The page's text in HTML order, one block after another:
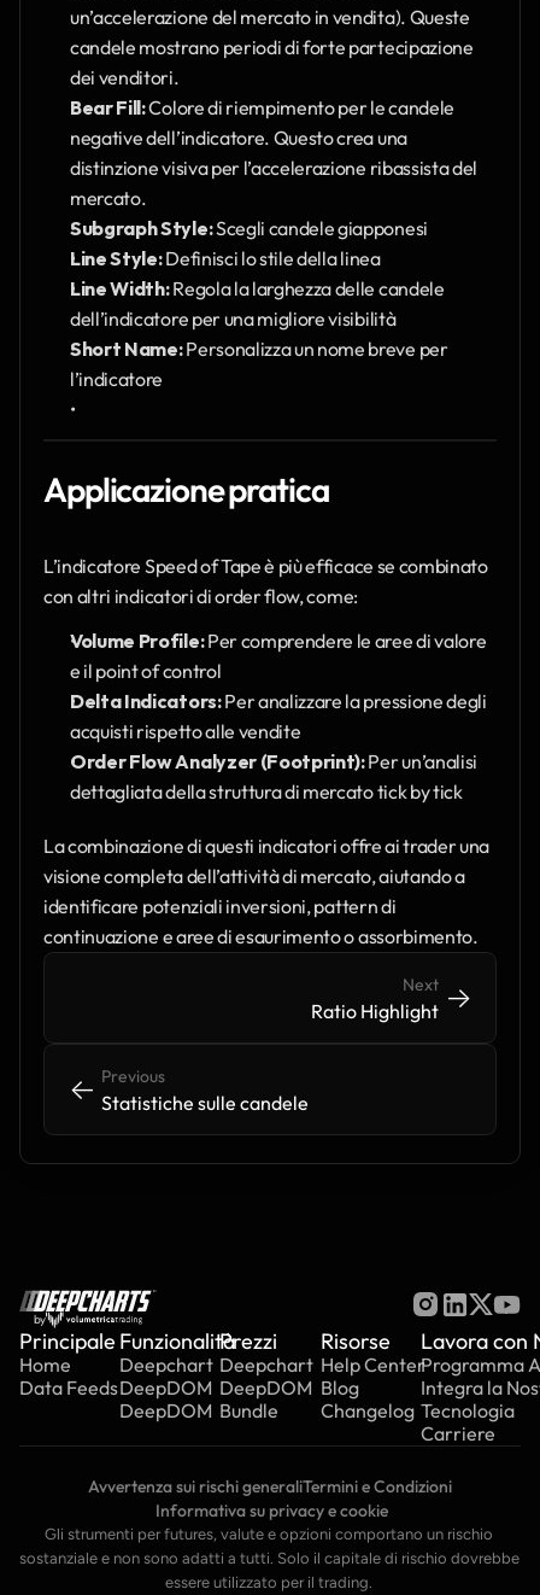
un’accelerazione del mercato in vendita). Queste
candele mostrano periodi di forte partecipazione
dei venditori.
Bear Fill: Colore di riempimento per le candele
negative dell’indicatore. Questo crea una
distinzione visiva per l’accelerazione ribassista del
mercato.
Subgraph Style: Scegli candele giapponesi
Line Style: Definisci lo stile della linea
Line Width: Regola la larghezza delle candele
dell’indicatore per una migliore visibilità
Short Name: Personalizza un nome breve per
l’indicatore
Applicazione pratica
L’indicatore Speed of Tape è più efficace se combinato
con altri indicatori di order flow, come:
Volume Profile: Per comprendere le aree di valore
e il point of control
Delta Indicators: Per analizzare la pressione degli
acquisti rispetto alle vendite
Order Flow Analyzer (Footprint): Per un’analisi
dettagliata della struttura di mercato tick by tick
La combinazione di questi indicatori offre ai trader una
visione completa dell’attività di mercato, aiutando a
identificare potenziali inversioni, pattern di
continuazione e aree di esaurimento o assorbimento.
<- <-
Previous
Statistiche sulle candele
Next
Ratio Highlight
-> ->
by
Principale
Home
Data Feeds
Funzionalità
Deepchart
DeepDOM
DeepDOM
Prezzi
Deepchart
DeepDOM
Bundle
Risorse
Help Center
Blog
Changelog
Lavora con
Programma
Integra la
Tecnologia
Carriere
Avvertenza sui rischi generaliTermini e Condizioni
Informativa su privacy e cookie
Gli strumenti per futures, valute e opzioni comportano un rischio
sostanziale e non sono adatti a tutti. Solo il capitale di rischio dovrebbe
essere utilizzato per il trading.